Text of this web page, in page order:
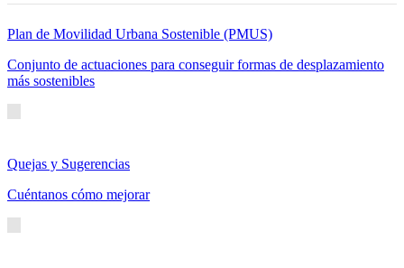
Plan de Movilidad Urbana Sostenible (PMUS)
Conjunto de actuaciones para conseguir formas de desplazamiento
más sostenibles
Quejas y Sugerencias
Cuéntanos cómo mejorar